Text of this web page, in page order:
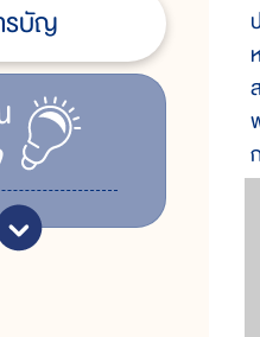
รบัญ